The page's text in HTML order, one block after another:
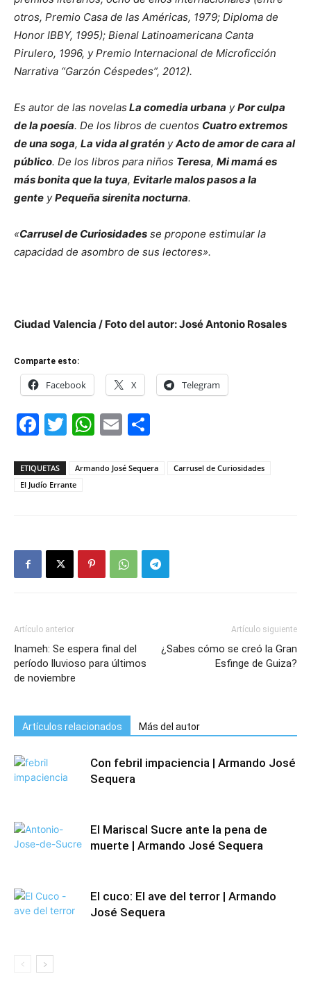
otros, Premio Casa de las Américas, 1979; Diploma de
Honor IBBY, 1995); Bienal Latinoamericana Canta
Pirulero, 1996, y Premio Internacional de Microficción
Narrativa “Garzón Céspedes”, 2012).
Es autor de las novelas La comedia urbana yPor culpa
de la poesía. De los libros de cuentos Cuatro extremos
de una soga, La vida al gratén yActo de amor de cara al
público. De los libros para niños Teresa, Mi mamá es
más bonita que la tuya, Evitarle malos pasos a la
gente yPequeña sirenita nocturna.
«Carrusel de Curiosidades se propone estimular la
capacidad de asombro de sus lectores».
Ciudad Valencia / Foto del autor: José Antonio Rosales
Comparte esto:
Facebook X Telegram
Facebook
Twitter
WhatsApp
Email
ETIQUETAS Armando José Sequera
Carrusel de Curiosidades
El Judío Errante
Artículo anterior
Inameh: Se espera final del
período lluvioso para últimos
de noviembre
Artículo siguiente
¿Sabes cómo se creó la Gran
Esfinge de Guiza?
Artículos relacionados Más del autor
Con febril impaciencia | Armando José
Sequera
El Mariscal Sucre ante la pena de
muerte | Armando José Sequera
El cuco: El ave del terror | Armando
José Sequera